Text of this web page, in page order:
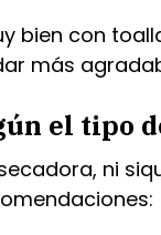
bien con
más
el tipo
ni